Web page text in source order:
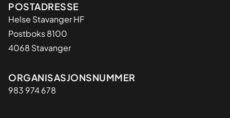
Adresse
POSTADRESSE
Helse Stavanger HF
Postboks 8100
4068 Stavanger
Organisasjon
ORGANISASJONSNUMMER
983 974 678